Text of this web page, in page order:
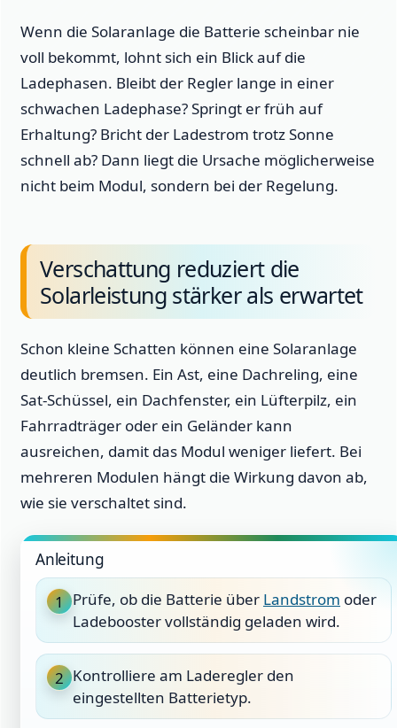
Wenn die Solaranlage die Batterie scheinbar nie
voll bekommt, lohnt sich ein Blick auf die
Ladephasen. Bleibt der Regler lange in einer
schwachen Ladephase? Springt er früh auf
Erhaltung? Bricht der Ladestrom trotz Sonne
schnell ab? Dann liegt die Ursache möglicherweise
nicht beim Modul, sondern bei der Regelung.
Verschattung reduziert die
Solarleistung stärker als erwartet
Schon kleine Schatten können eine Solaranlage
deutlich bremsen. Ein Ast, eine Dachreling, eine
Sat-Schüssel, ein Dachfenster, ein Lüfterpilz, ein
Fahrradträger oder ein Geländer kann
ausreichen, damit das Modul weniger liefert. Bei
mehreren Modulen hängt die Wirkung davon ab,
wie sie verschaltet sind.
Anleitung
1 Prüfe, ob die Batterie über Landstrom oder
Ladebooster vollständig geladen wird.
2 Kontrolliere am Laderegler den
eingestellten Batterietyp.